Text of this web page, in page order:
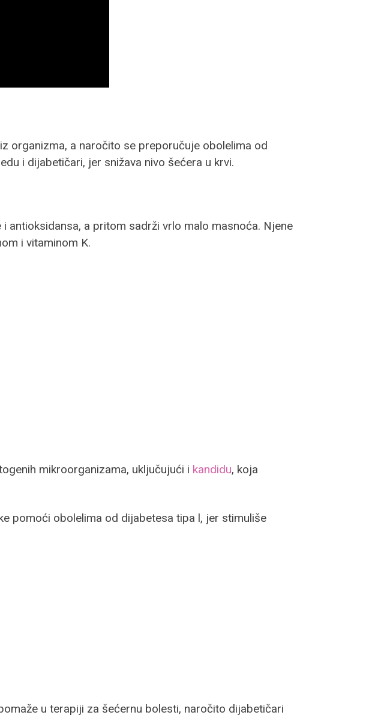
organizma, a naročito se preporučuje obolelima od
i dijabetičari, jer snižava nivo šećera u krvi.
antioksidansa, a pritom sadrži vrlo malo masnoća. Njene
i vitaminom K.
mikroorganizama, uključujući i kandidu, koja
pomoći obolelima od dijabetesa tipa l, jer stimuliše
u terapiji za šećernu bolesti, naročito dijabetičari